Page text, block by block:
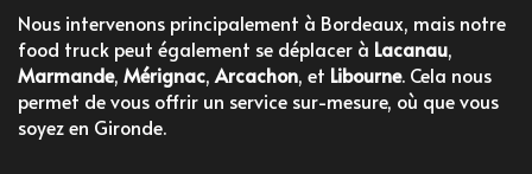
Nous intervenons principalement à Bordeaux, mais notre
food truck peut également se déplacer à Lacanau,
Marmande, Mérignac, Arcachon, et Libourne. Cela nous
permet de vous offrir un service sur-mesure, où que vous
soyez en Gironde.